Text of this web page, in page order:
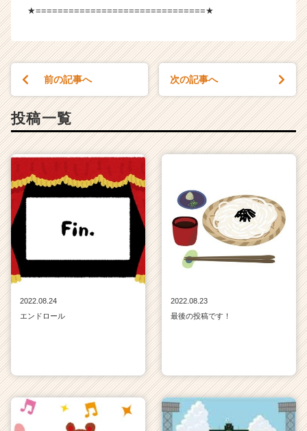
★===============================★
前の記事へ 次の記事へ
投稿一覧
2022.08.24
エンドロール
2022.08.23
最後の投稿です！